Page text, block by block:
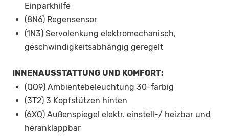
Einparkhilfe
(8N6) Regensensor
(1N3) Servolenkung elektromechanisch,
geschwindigkeitsabhängig geregelt
INNENAUSSTATTUNG UND KOMFORT:
(QQ9) Ambientebeleuchtung 30-farbig
(3T2) 3 Kopfstützen hinten
(6XQ) Außenspiegel elektr. einstell-/ heizbar und
heranklappbar